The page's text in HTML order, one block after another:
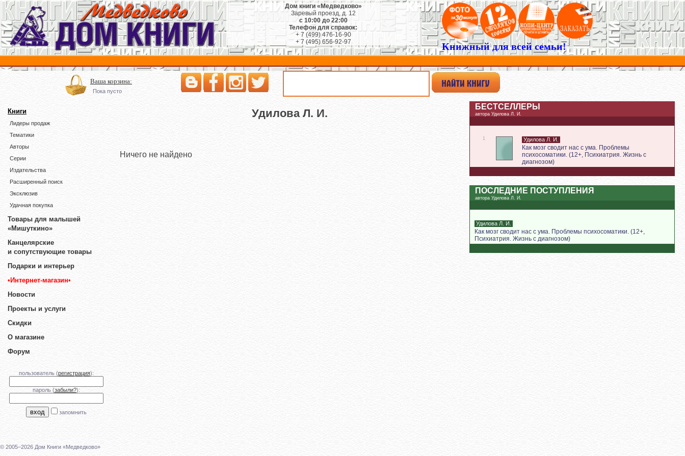
Дом книги «Медведково»
Заревый проезд, д. 12
с 10:00 до 22:00
Телефон для справок:
+ 7 (499) 476-16-90
+ 7 (495) 656-92-97
Книжный для всей семьи!
Ваша корзина:
Пока пусто
Книги
Лидеры продаж
Тематики
Авторы
Серии
Издательства
Расширенный поиск
Эксклюзив
Удачная покупка
Товары для малышей
«Мишуткино»
Канцелярские
и сопутствующие товары
Подарки и интерьер
•Интернет-магазин•
Новости
Проекты и услуги
Скидки
О магазине
Форум
пользователь (регистрация):
пароль (забыли?):
запомнить
© 2005–2026 Дом Книги «Медведково»
Удилова Л. И.
Ничего не найдено
БЕСТСЕЛЛЕРЫ
автора Удилова Л. И.
1 Удилова Л. И.
Как мозг сводит нас с ума. Проблемы
психосоматики. (12+, Психиатрия. Жизнь с
диагнозом)
ПОСЛЕДНИЕ ПОСТУПЛЕНИЯ
автора Удилова Л. И.
Удилова Л. И.
Как мозг сводит нас с ума. Проблемы психосоматики. (12+,
Психиатрия. Жизнь с диагнозом)